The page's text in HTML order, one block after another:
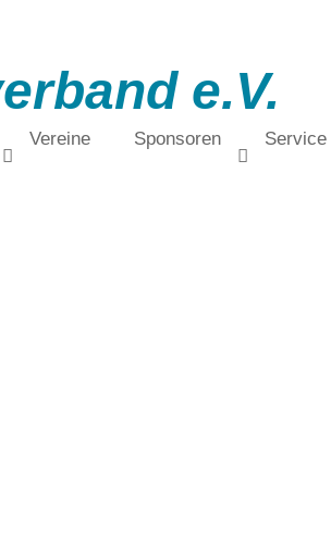
e.V.
Vereine Sponsoren Service